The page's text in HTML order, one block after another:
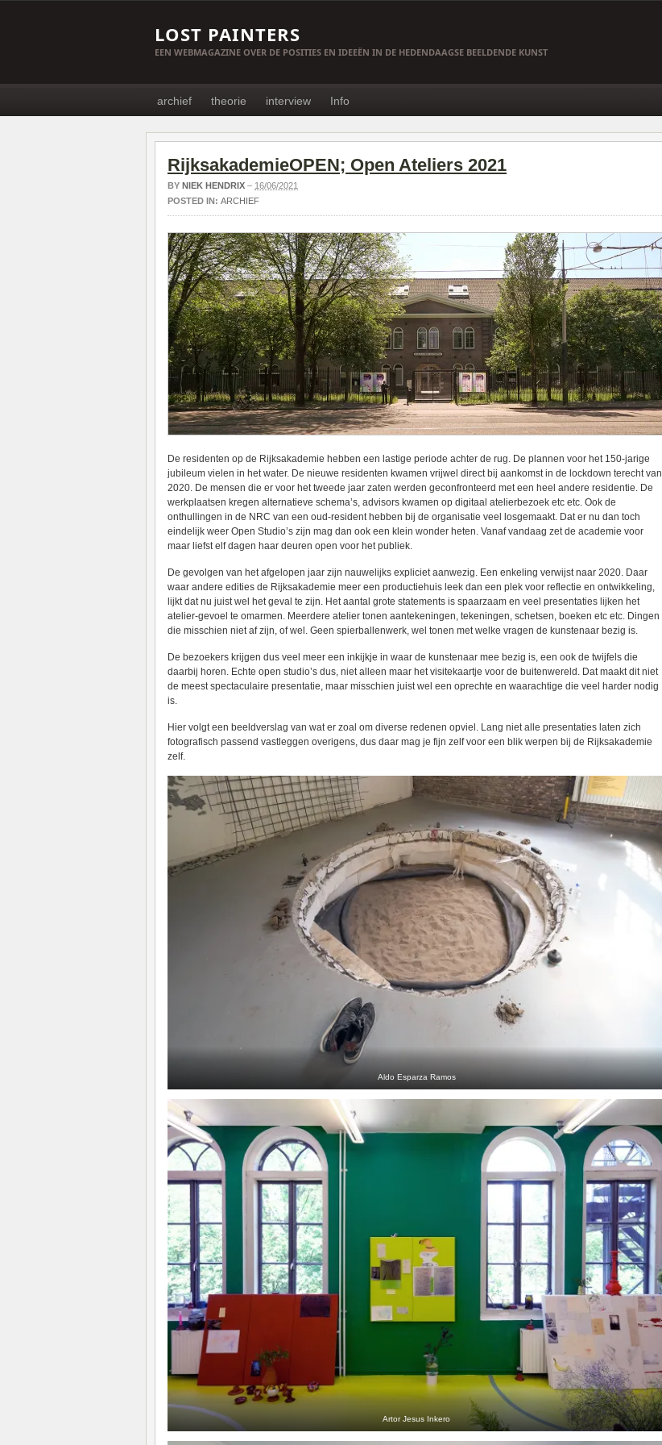
LOST PAINTERS
EEN WEBMAGAZINE OVER DE POSITIES EN IDEEËN IN DE HEDENDAAGSE BEELDENDE KUNST
archief theorie interview Info
RijksakademieOPEN; Open Ateliers 2021
BY NIEK HENDRIX – 16/06/2021
POSTED IN: ARCHIEF
De residenten op de Rijksakademie hebben een lastige periode achter de rug. De plannen voor het 150-jarige
jubileum vielen in het water. De nieuwe residenten kwamen vrijwel direct bij aankomst in de lockdown terecht van
2020. De mensen die er voor het tweede jaar zaten werden geconfronteerd met een heel andere residentie. De
werkplaatsen kregen alternatieve schema’s, advisors kwamen op digitaal atelierbezoek etc etc. Ook de
onthullingen in de NRC van een oud-resident hebben bij de organisatie veel losgemaakt. Dat er nu dan toch
eindelijk weer Open Studio’s zijn mag dan ook een klein wonder heten. Vanaf vandaag zet de academie voor
maar liefst elf dagen haar deuren open voor het publiek.
De gevolgen van het afgelopen jaar zijn nauwelijks expliciet aanwezig. Een enkeling verwijst naar 2020. Daar
waar andere edities de Rijksakademie meer een productiehuis leek dan een plek voor reflectie en ontwikkeling,
lijkt dat nu juist wel het geval te zijn. Het aantal grote statements is spaarzaam en veel presentaties lijken het
atelier-gevoel te omarmen. Meerdere atelier tonen aantekeningen, tekeningen, schetsen, boeken etc etc. Dingen
die misschien niet af zijn, of wel. Geen spierballenwerk, wel tonen met welke vragen de kunstenaar bezig is.
De bezoekers krijgen dus veel meer een inkijkje in waar de kunstenaar mee bezig is, een ook de twijfels die
daarbij horen. Echte open studio’s dus, niet alleen maar het visitekaartje voor de buitenwereld. Dat maakt dit niet
de meest spectaculaire presentatie, maar misschien juist wel een oprechte en waarachtige die veel harder nodig
is.
Hier volgt een beeldverslag van wat er zoal om diverse redenen opviel. Lang niet alle presentaties laten zich
fotografisch passend vastleggen overigens, dus daar mag je fijn zelf voor een blik werpen bij de Rijksakademie
zelf.
Aldo Esparza Ramos
Artor Jesus Inkero